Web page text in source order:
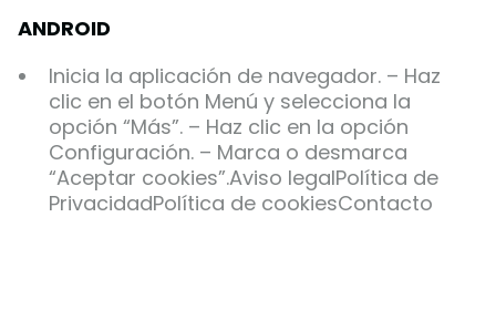
ANDROID
Inicia la aplicación de navegador. – Haz
clic en el botón Menú y selecciona la
opción “Más”. – Haz clic en la opción
Configuración. – Marca o desmarca
“Aceptar cookies”.Aviso legalPolítica de
PrivacidadPolítica de cookiesContacto